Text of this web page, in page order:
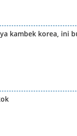
kambek korea, ini